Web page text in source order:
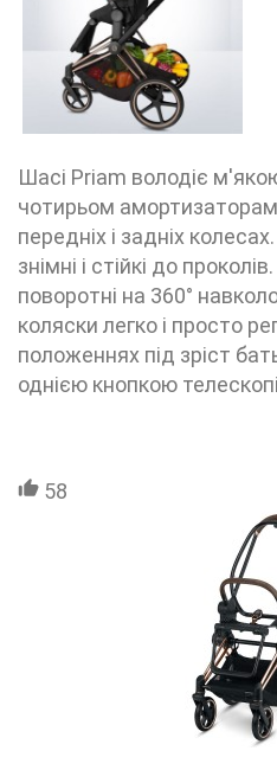
Шасі Priam володіє
чотирьом
передніх і задніх
знімні і стійкі до
поворотні на 360°
коляски легко і просто
положеннях під зріст
однією кнопкою
58